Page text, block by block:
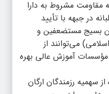
جبهه مقاومت مشروط به دارا
در جبهه با تأیید
بسیج مستضعفین و
می‌توانند از
مؤسسات آموزش عالی بهره
سهمیه رزمندگان ارگان